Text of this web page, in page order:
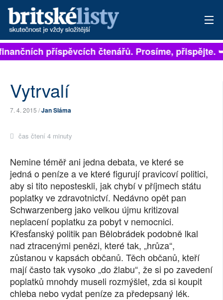
PŘIHLÁSIT
ARCHIV
NEJČTENĚJŠÍ ZA 7 DNÍ
AUTOŘI
PŘÍSPĚVKY NA PROVOZ
SOCIÁLNÍ SÍTĚ
RUBRIKY
PLNÁ VERZE STRÁNEK
finančních příspěvcích čtenářů. Prosíme,
Vytrvalí
7. 4. 2015 /Jan Sláma
čas čtení 4 minuty
Nemine téměř ani jedna debata, ve které se
jedná o peníze a ve které figurují pravicoví politici,
aby si tito neposteskli, jak chybí v příjmech státu
poplatky ve zdravotnictví. Nedávno opět pan
Schwarzenberg jako velkou újmu kritizoval
neplacení poplatku za pobyt v nemocnici.
Křesťanský politik pan Bělobrádek podobně lkal
nad ztracenými penězi, které tak, „hrůza“,
zůstanou v kapsách občanů. Těch občanů, kteří
mají často tak vysoko „do žlabu“, že si po zavedení
poplatků mnohdy museli rozmýšlet, zda si koupit
chleba nebo vydat peníze za předepsaný lék.